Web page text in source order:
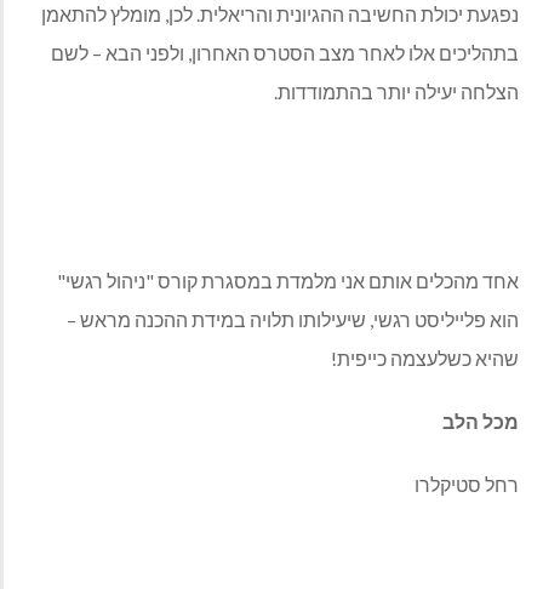
נפגעת יכולת החשיבה ההגיונית והריאלית. לכן, מומלץ להתאמן
בתהליכים אלו לאחר מצב הסטרס האחרון, ולפני הבא – לשם
הצלחה יעילה יותר בהתמודדות.
אחד מהכלים אותם אני מלמדת במסגרת קורס "ניהול רגשי"
הוא פלייליסט רגשי, שיעילותו תלויה במידת ההכנה מראש –
שהיא כשלעצמה כייפית!
מכל הלב
רחל סטיקלרו